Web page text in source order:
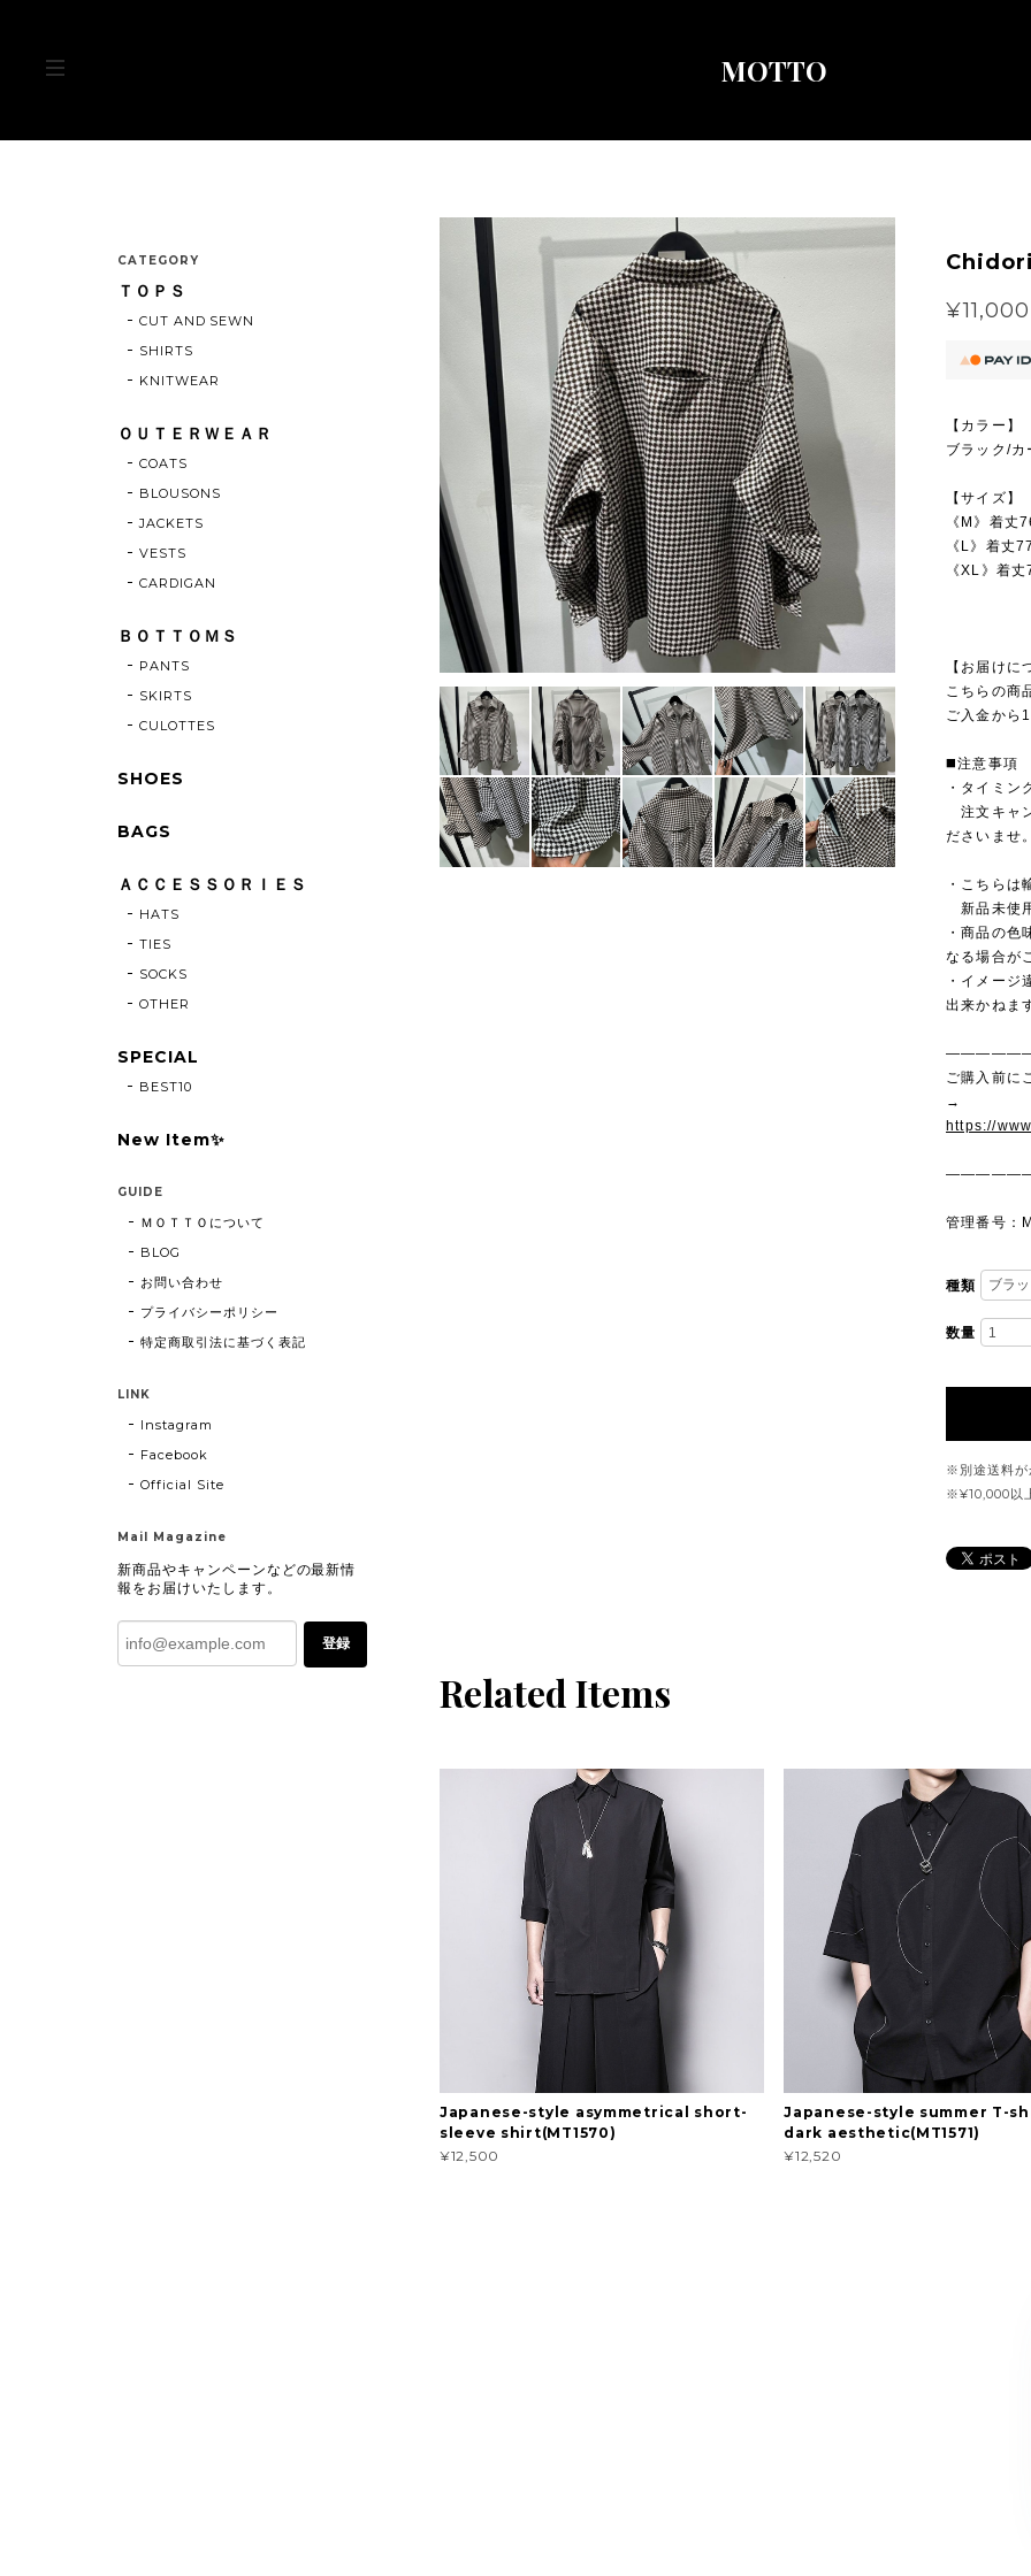
MOTTO
¥11,000
【カラー】
ブラック/カ
【サイズ】
《M》着
《L》着丈
《XL》着
【お届けに
こちらの商
ご入金から
◼️注意事項
・タイミン
注文キャ
ださいませ
・こちらは
新品未使
・商品の色
なる場合が
・イメージ
出来かねま
ご購入前に
→
https://
管理番号：
種類
数量
※別途送料が
※¥10,000以
Related Items
Japanese-style asymmetrical short-
sleeve shirt(MT1570)
¥12,500
Japanese-style summer T-
dark aesthetic(MT1571)
¥12,520
CATEGORY
ＴＯＰＳ
CUT AND SEWN
SHIRTS
KNITWEAR
ＯＵＴＥＲＷＥＡＲ
COATS
BLOUSONS
JACKETS
VESTS
CARDIGAN
ＢＯＴＴＯＭＳ
PANTS
SKIRTS
CULOTTES
SHOES
BAGS
ＡＣＣＥＳＳＯＲＩＥＳ
HATS
TIES
SOCKS
OTHER
SPECIAL
BEST10
New Item✨
GUIDE
ＭＯＴＴＯについて
BLOG
お問い合わせ
プライバシーポリシー
特定商取引法に基づく表記
LINK
Instagram
Facebook
Official Site
Mail Magazine
新商品やキャンペーンなどの最新情
報をお届けいたします。
登録